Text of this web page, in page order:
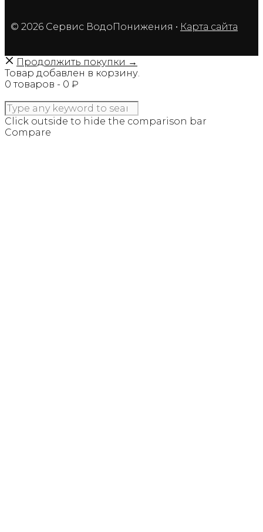
© 2026 Сервис ВодоПонижения • Карта сайта
Продолжить покупки →
Товар добавлен в корзину.
0 товаров - 0 ₽
Click outside to hide the comparison bar
Compare